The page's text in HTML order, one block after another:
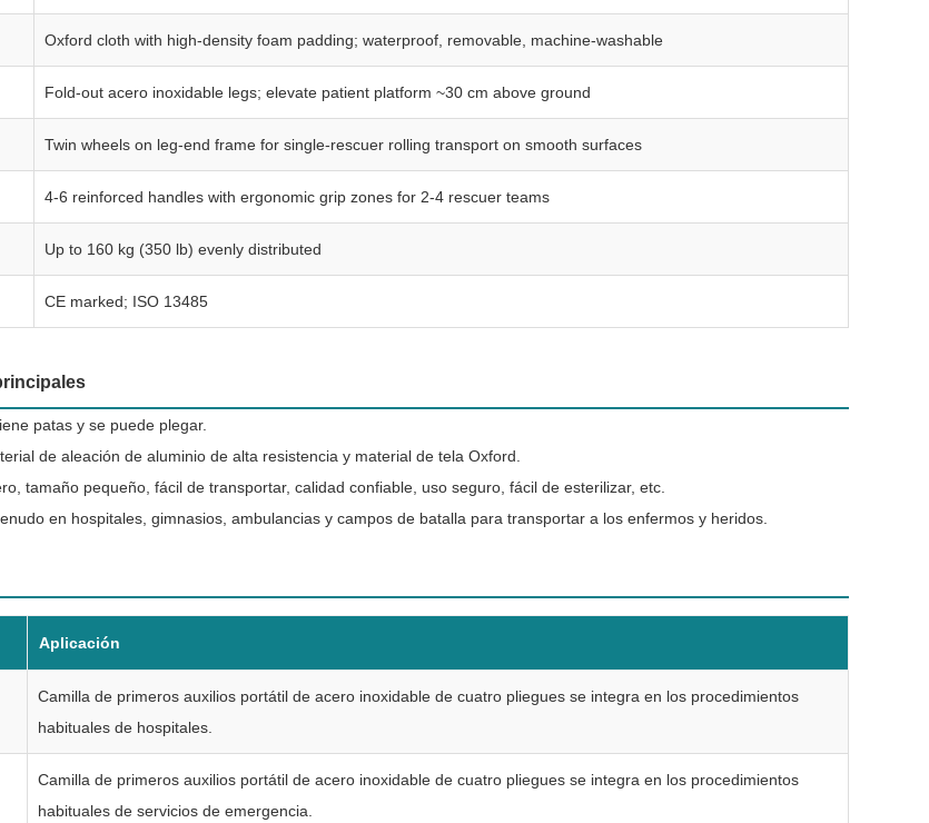
Oxford cloth with high-density foam padding; waterproof, removable, machine-washable
Fold-out acero inoxidable legs; elevate patient platform ~30 cm above ground
Twin wheels on leg-end frame for single-rescuer rolling transport on smooth surfaces
4-6 reinforced handles with ergonomic grip zones for 2-4 rescuer teams
Up to 160 kg (350 lb) evenly distributed
CE marked; ISO 13485
patas y se puede plegar.
de aleación de aluminio de alta resistencia y material de tela Oxford.
tamaño pequeño, fácil de transportar, calidad confiable, uso seguro, fácil de esterilizar, etc.
en hospitales, gimnasios, ambulancias y campos de batalla para transportar a los enfermos y heridos.
Aplicación
Camilla de primeros auxilios portátil de acero inoxidable de cuatro pliegues se integra en los procedimientos
habituales de hospitales.
Camilla de primeros auxilios portátil de acero inoxidable de cuatro pliegues se integra en los procedimientos
habituales de servicios de emergencia.